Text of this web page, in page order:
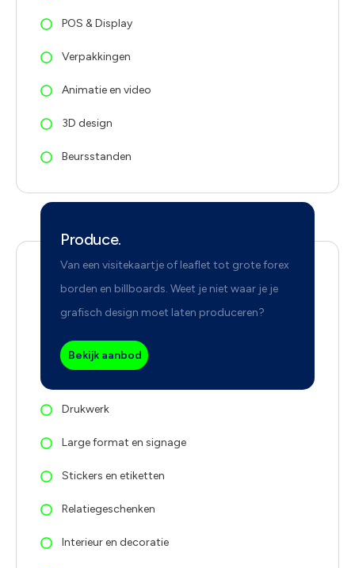
POS & Display
Verpakkingen
Animatie en video
3D design
Beursstanden
Produce.
Van een visitekaartje of leaflet tot grote forex
borden en billboards. Weet je niet waar je je
grafisch design moet laten produceren?
Bekijk aanbod
Drukwerk
Large format en signage
Stickers en etiketten
Relatiegeschenken
Interieur en decoratie